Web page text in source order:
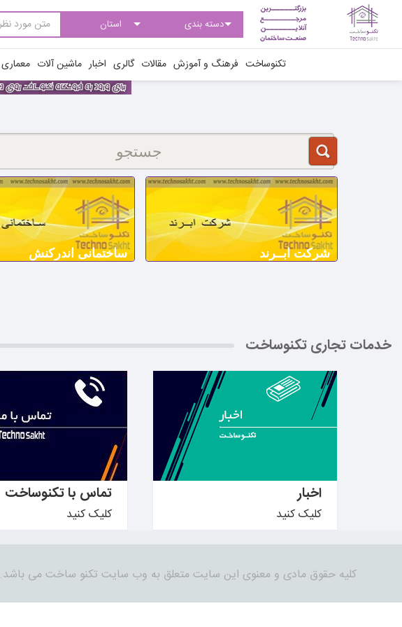
تکنوساخت فرهنگ و آموزش مقالات گالری اخبار ماشین آلات معماری
شرکت ابــرند ساختمانی اندرکنش
خدمات تجاری تکنوساخت
اخبار
کلیک کنید
بیشتر بدانید ←
تماس با تکنوساخت
کلیک کنید
کلیه حقوق مادی و معنوی این سایت متعلق به وب سایت تکنو ساخت می باشد.